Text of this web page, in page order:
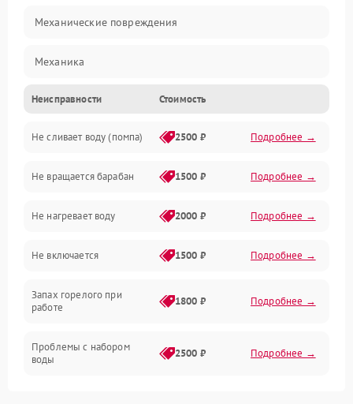
Механические повреждения
Механика
Электропитание
Водоснабжение
Слив
Программное обеспечение
Неисправности Стоимость
Не сливает воду (помпа) 2500 ₽ Подробнее →
Не вращается барабан 1500 ₽ Подробнее →
Не нагревает воду 2000 ₽ Подробнее →
Не включается 1500 ₽ Подробнее →
Запах горелого при
работе
1800 ₽ Подробнее →
Проблемы с набором
воды
2500 ₽ Подробнее →